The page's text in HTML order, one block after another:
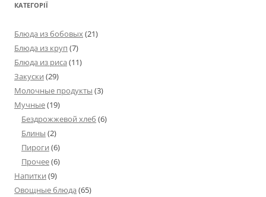
КАТЕГОРІЇ
Блюда из бобовых(21)
Блюда из круп (7)
Блюда из риса (11)
Закуски (29)
Молочные продукты (3)
Мучные(19)
Бездрожжевой хлеб (6)
Блины (2)
Пироги (6)
Прочее(6)
Напитки (9)
Овощные блюда (65)